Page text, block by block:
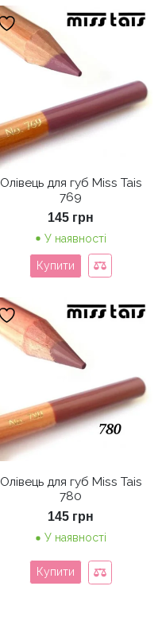
Олівець для губ Miss Tais
769
145 грн
У наявності
Купити
Олівець для губ Miss Tais
780
145 грн
У наявності
Купити